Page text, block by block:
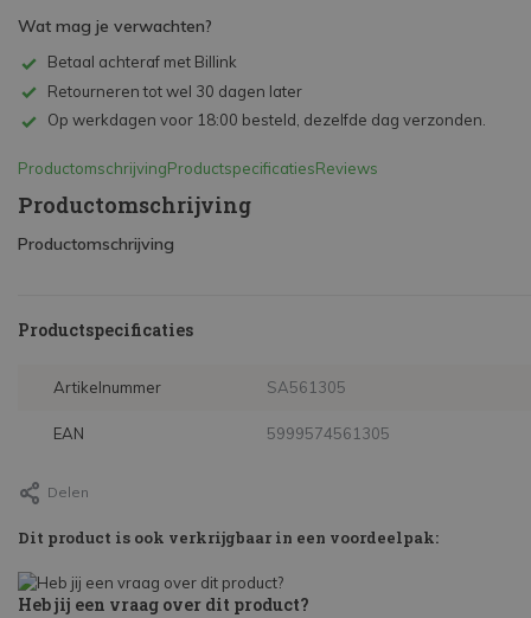
Wat mag je verwachten?
Betaal achteraf met Billink
Retourneren tot wel 30 dagen later
Op werkdagen voor 18:00 besteld, dezelfde dag verzonden.
ProductomschrijvingProductspecificatiesReviews
Productomschrijving
Productomschrijving
Productspecificaties
Artikelnummer SA561305
EAN 5999574561305
Delen
Dit product is ook verkrijgbaar in een voordeelpak:
Heb jij een vraag over dit product?